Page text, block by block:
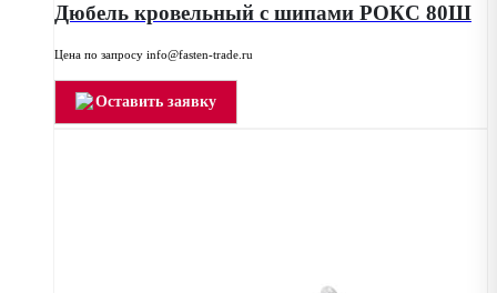
Дюбель кровельный с шипами РОКС 80Ш
Цена по запросу info@fasten-trade.ru
Оставить заявку